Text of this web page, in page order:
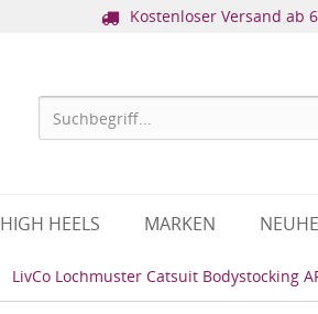
Kostenloser Versand ab
HIGH HEELS MARKEN
LivCo Lochmuster Catsuit Bodystocking